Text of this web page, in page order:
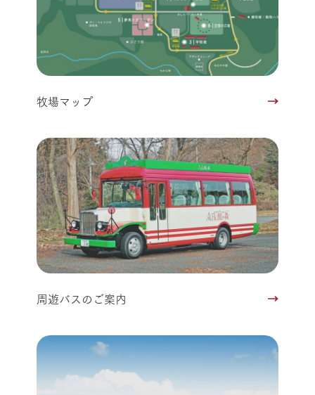
牧場マップ
周遊バスのご案内